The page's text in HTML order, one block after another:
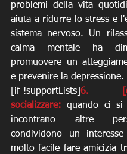
problemi della vita
aiuta a ridurre lo stress e
sistema nervoso. Un
calma mentale ha
promuovere un
e prevenire la depressione.
[if !supportLists]6.
socializzare: quando ci si
incontrano altre
condividono un
molto facile fare amicizia